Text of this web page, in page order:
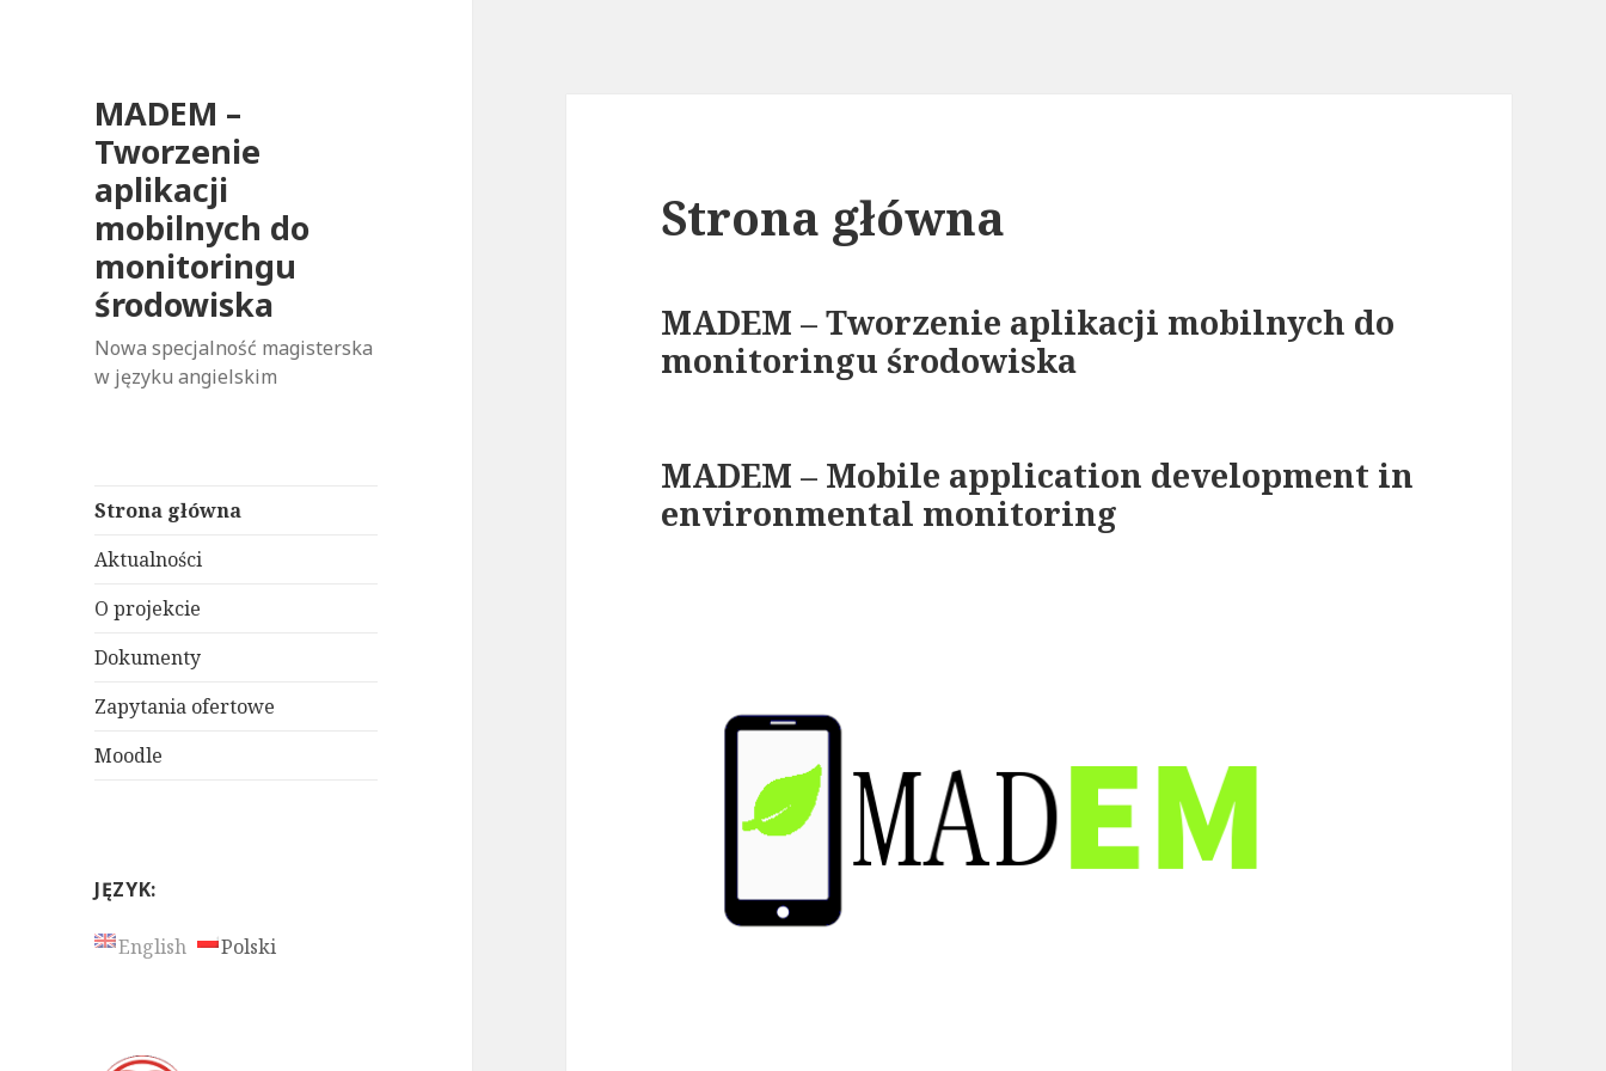
MADEM –
Tworzenie
aplikacji
mobilnych do
monitoringu
środowiska
Nowa specjalność magisterska
w języku angielskim
Strona główna
Aktualności
O projekcie
Dokumenty
Zapytania ofertowe
Moodle
JĘZYK:
English Polski
Strona główna
MADEM – Tworzenie aplikacji mobilnych do
monitoringu środowiska
MADEM – Mobile application development in
environmental monitoring